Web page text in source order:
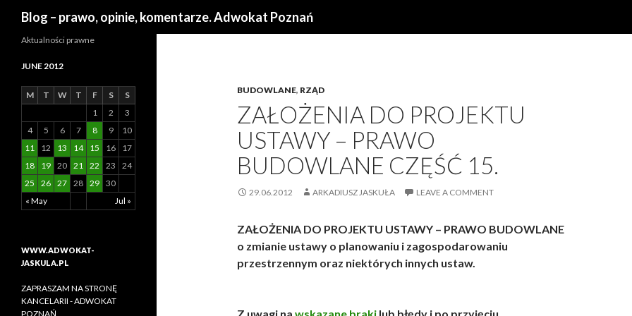
Blog – prawo, opinie, komentarze. Adwokat Poznań
BUDOWLANE, RZĄD
ZAŁOŻENIA DO PROJEKTU
USTAWY – PRAWO
BUDOWLANE CZĘŚĆ 15.
29.06.2012 ARKADIUSZ JASKUŁA LEAVE A COMMENT
ZAŁOŻENIA DO PROJEKTU USTAWY – PRAWO BUDOWLANE
o zmianie ustawy o planowaniu i zagospodarowaniu
przestrzennym oraz niektórych innych ustaw.
Aktualności prawne
JUNE 2012
M T W T F S S
« May Jul »
1 2
3
4
5 6 7 8 9
10
11
12 13 14 15 16
17
18
19 20 21 22 23
24
25
26 27 28 29 30
WWW.ADWOKAT-
JASKULA.PL
ZAPRASZAM NA STRONĘ
KANCELARII - ADWOKAT
POZNAŃ